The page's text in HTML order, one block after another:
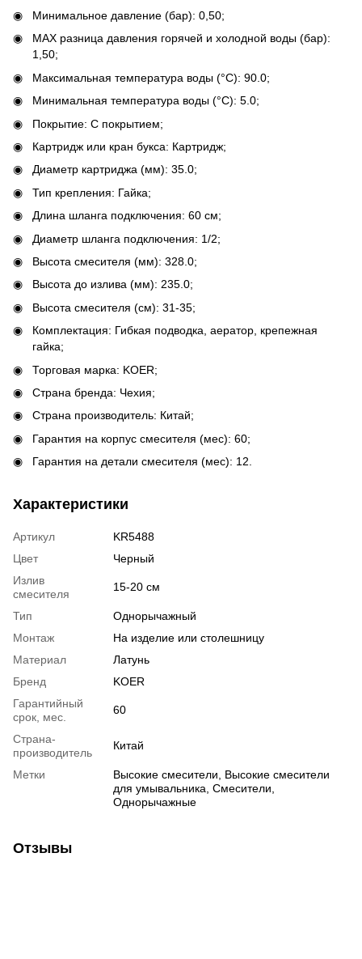
Минимальное давление (бар): 0,50;
MAX разница давления горячей и холодной воды (бар):
1,50;
Максимальная температура воды (°C): 90.0;
Минимальная температура воды (°C): 5.0;
Покрытие: С покрытием;
Картридж или кран букса: Картридж;
Диаметр картриджа (мм): 35.0;
Тип крепления: Гайка;
Длина шланга подключения: 60 см;
Диаметр шланга подключения: 1/2;
Высота смесителя (мм): 328.0;
Высота до излива (мм): 235.0;
Высота смесителя (см): 31-35;
Комплектация: Гибкая подводка, аератор, крепежная
гайка;
Торговая марка: KOER;
Страна бренда: Чехия;
Страна производитель: Китай;
Гарантия на корпус смесителя (мес): 60;
Гарантия на детали смесителя (мес): 12.
Характеристики
Артикул
KR5488
Цвет
Черный
Излив
смесителя
15-20 см
Тип
Однорычажный
Монтаж
На изделие или столешницу
Материал
Латунь
Бренд
KOER
Гарантийный
срок, мес.
60
Страна-
производитель
Китай
Метки Высокие смесители
Высокие смесители
для умывальника Смесители
Однорычажные
Отзывы